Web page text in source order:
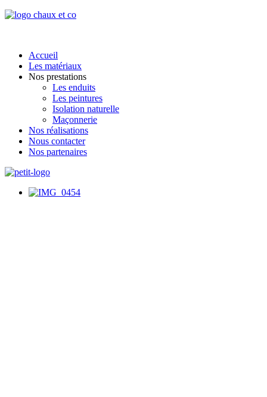
Accueil
Les matériaux
Nos prestations
Les enduits
Les peintures
Isolation naturelle
Maçonnerie
Nos réalisations
Nous contacter
Nos partenaires